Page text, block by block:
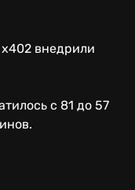
внедрили
с 81 до 57